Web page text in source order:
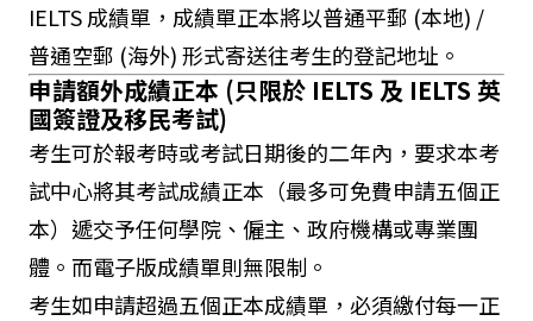
IELTS 成績單，成績單正本將以普通平郵 (本地) /
普通空郵 (海外) 形式寄送往考生的登記地址。
申請額外成績正本 (只限於 IELTS 及 IELTS 英
國簽證及移民考試)
考生可於報考時或考試日期後的二年內，要求本考
試中心將其考試成績正本（最多可免費申請五個正
本）遞交予任何學院、僱主、政府機構或專業團
體。而電子版成績單則無限制。
考生如申請超過五個正本成績單，必須繳付每一正